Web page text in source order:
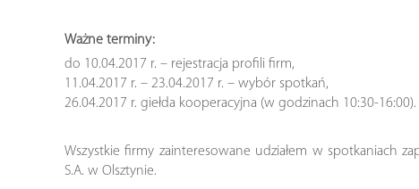
Ważne terminy:
do 10.04.2017 r. – rejestracja profili firm,
11.04.2017 r. – 23.04.2017 r. – wybór spotkań,
26.04.2017 r. giełda kooperacyjna (w godzinach 10:30-16:00).
Wszystkie firmy zainteresowane udziałem w spotkaniach
S.A. w Olsztynie.